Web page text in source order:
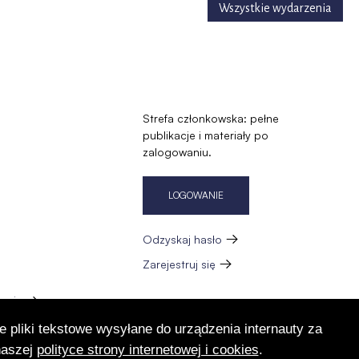
tekstowe wysyłane do urządzenia internauty za
polityce strony internetowej i cookies.
Wszystkie wydarzenia
Strefa członkowska: pełne
publikacje i materiały po
zalogowaniu.
LOGOWANIE
Odzyskaj hasło
Zarejestruj się